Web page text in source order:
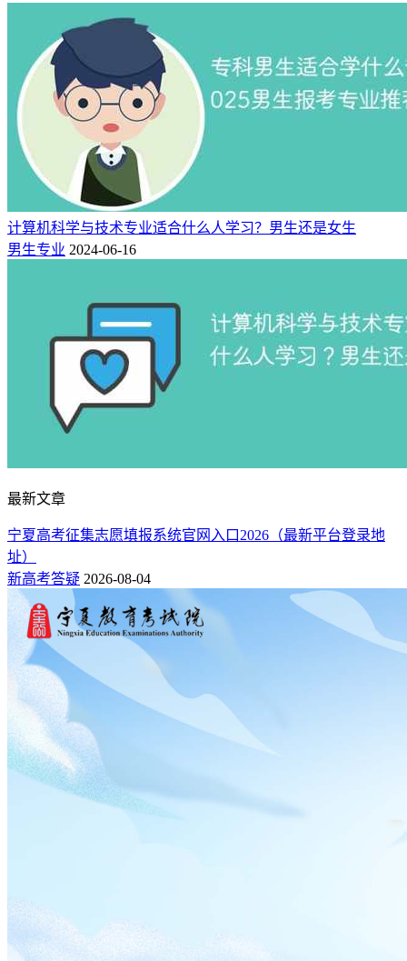
由于中国铁路的发展已经进入到了一个新的阶段，原先铺设的
相关人才的需求量也在急速上升。一些单位还会跟学校签订协
议，很多学生还未毕业就已经拿到offer，在就业这一块占据了
相当大的优势。不过虽然就业情况很好，但这个专业的工作环
境却较为恶劣，毕业生需要在户外进行工作，对从业人员的身
体素质有着极高的要求，适合那些能吃苦耐劳的男生报考。
该专业毕业生主要从事铁路机车的驾驶、检修、维护等工作，
技术性强，薪资待遇稳定。
5、口腔医学
如果对医学不排斥的话，尽量学口腔医学。口腔医学是一个专
注于口腔疾病的治疗和预防的领域，近几年来，随着人们对健
康的重视程度越来越高，使得口腔学专业的就业前景非常好。
计算机科学与技术专业适合什么人学习？男生还是女生
男生专业 2024-06-16
最新文章
宁夏高考征集志愿填报系统官网入口2026（最新平台登录地
址）
新高考答疑 2026-08-04